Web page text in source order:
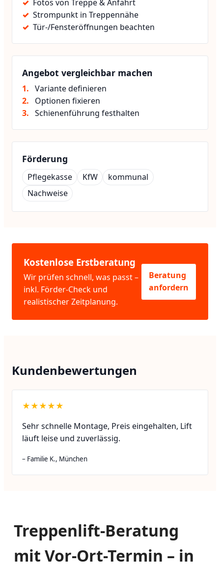
Fotos von Treppe & Anfahrt
Strompunkt in Treppennähe
Tür-/Fensteröffnungen beachten
Angebot vergleichbar machen
Variante definieren
Optionen fixieren
Schienenführung festhalten
Förderung
Pflegekasse KfW
kommunal
Nachweise
Kostenlose Erstberatung
Wir prüfen schnell, was passt –
inkl. Förder-Check und
realistischer Zeitplanung.
Beratung
anfordern
Kundenbewertungen
★★★★★
Sehr schnelle Montage, Preis eingehalten, Lift
läuft leise und zuverlässig.
– Familie K., München
Treppenlift-Beratung
mit Vor-Ort-Termin – in